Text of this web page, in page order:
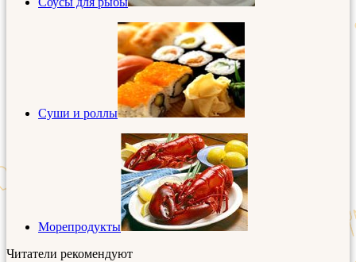
Суши и роллы
Морепродукты
Читатели рекомендуют